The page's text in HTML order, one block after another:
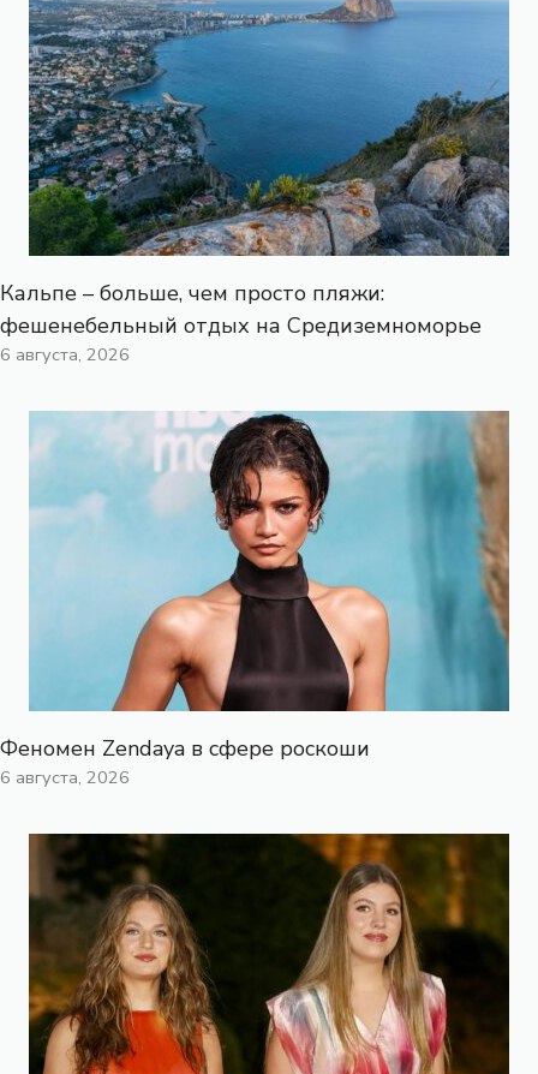
Кальпе – больше, чем просто пляжи:
фешенебельный отдых на Средиземноморье
6 августа, 2026
Феномен Zendaya в сфере роскоши
6 августа, 2026